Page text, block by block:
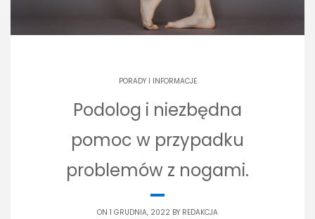
PORADY I INFORMACJE
Podolog i niezbędna
pomoc w przypadku
problemów z nogami.
ON 1 GRUDNIA, 2022 BY REDAKCJA